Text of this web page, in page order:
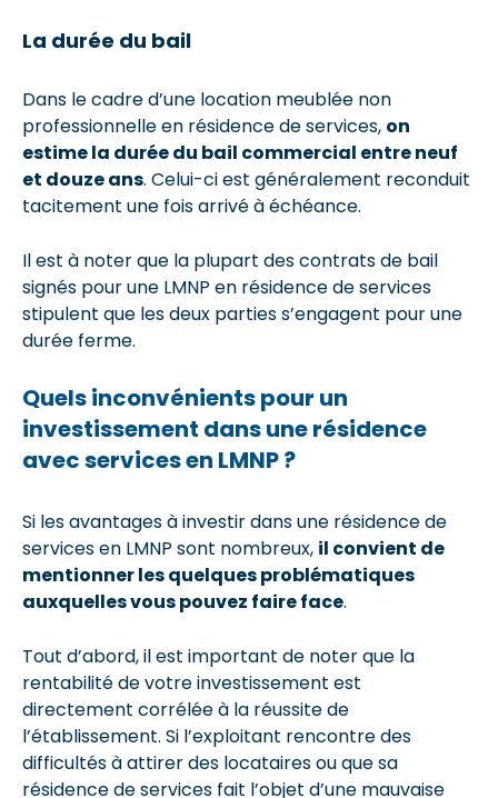
La durée du bail
Dans le cadre d’une location meublée non
professionnelle en résidence de services, on
estime la durée du bail commercial entre neuf
et douze ans. Celui-ci est généralement reconduit
tacitement une fois arrivé à échéance.
Il est à noter que la plupart des contrats de bail
signés pour une LMNP en résidence de services
stipulent que les deux parties s’engagent pour une
durée ferme.
Quels inconvénients pour un
investissement dans une résidence
avec services en LMNP ?
Si les avantages à investir dans une résidence de
services en LMNP sont nombreux, il convient de
mentionner les quelques problématiques
auxquelles vous pouvez faire face.
Tout d’abord, il est important de noter que la
rentabilité de votre investissement est
directement corrélée à la réussite de
l’établissement. Si l’exploitant rencontre des
difficultés à attirer des locataires ou que sa
résidence de services fait l’objet d’une mauvaise